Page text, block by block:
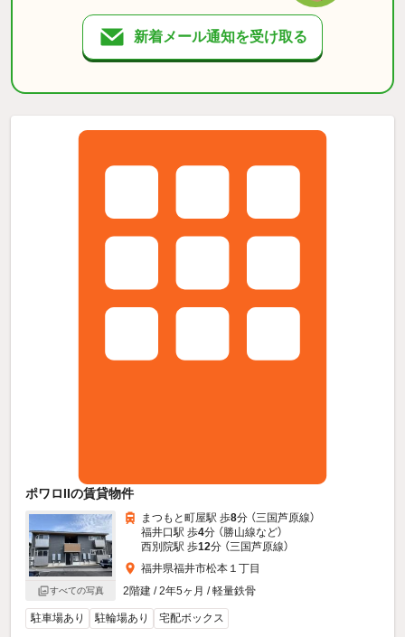
新着メール通知を受け取る
ポワロIIの賃貸物件
すべての写真
まつもと町屋駅 歩8分 （三国芦原線）
福井口駅 歩4分 （勝山線など）
西別院駅 歩12分 （三国芦原線）
福井県福井市松本１丁目
2階建 / 2年5ヶ月 / 軽量鉄骨
駐車場あり 駐輪場あり 宅配ボックス